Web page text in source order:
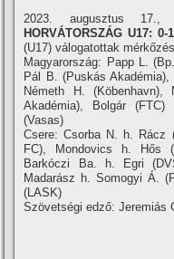
2023. augusztus
HORVÁTORSZÁG U17: 0-
(U17) válogatottak
Magyarország: Papp L.
Pál B. (Puskás
Németh H. (Köbenhavn),
Akadémia), Bolgár
(Vasas)
Csere: Csorba N. h. Rácz
FC), Mondovics h. Hős
Barkóczi Ba. h. Egri
Madarász h. Somogyi Á.
(LASK)
Szövetségi edző: Jeremiás